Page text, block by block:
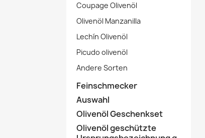
Coupage Olivenöl
Olivenöl Manzanilla
Lechín Olivenöl
Picudo olivenöl
Andere Sorten
Feinschmecker
Auswahl
Olivenöl Geschenkset
Olivenöl geschützte